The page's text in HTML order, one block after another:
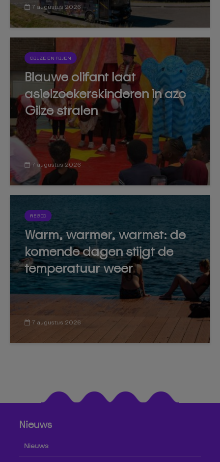
7 augustus 2026
GILZE EN RIJEN
Blauwe olifant laat
asielzoekerskinderen in azc
Gilze stralen
7 augustus 2026
REGIO
Warm, warmer, warmst: de
komende dagen stijgt de
temperatuur weer
7 augustus 2026
Nieuws
Nieuws